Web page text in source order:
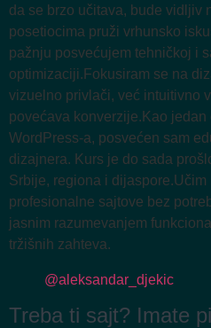
da se brzo učitava, bude vidljiv
posetiocima pruži vrhunsko
pažnju posvećujem tehničkoj i
optimizaciji.Fokusiram se na
vizuelno privlači, već intuitivno
povećava konverzije.Kao
WordPress-a, posvećen sam
dizajnera. Kurs je do sada
Srbije, regiona i
profesionalne sajtove bez
jasnim razumevanjem
tržišnih zahteva.
@aleksandar_djekic
Treba ti sajt? Imate